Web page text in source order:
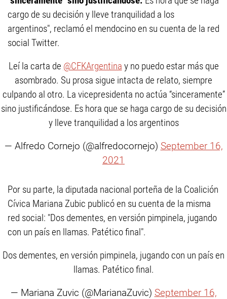
cargo de su decisión y lleve tranquilidad a los
argentinos", reclamó el mendocino en su cuenta de la red
social Twitter.
Leí la carta de @CFKArgentina y no puedo estar más que
asombrado. Su prosa sigue intacta de relato, siempre
culpando al otro. La vicepresidenta no actúa “sinceramente”
sino justificándose. Es hora que se haga cargo de su decisión
y lleve tranquilidad a los argentinos
— Alfredo Cornejo (@alfredocornejo) September 16,
2021
Por su parte, la diputada nacional porteña de la Coalición
Cívica Mariana Zubic publicó en su cuenta de la misma
red social: "Dos dementes, en versión pimpinela, jugando
con un país en llamas. Patético final".
Dos dementes, en versión pimpinela, jugando con un país en
llamas. Patético final.
— Mariana Zuvic (@MarianaZuvic) September 16,